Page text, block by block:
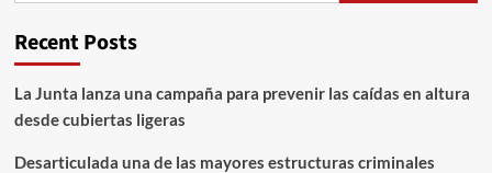
Recent Posts
La Junta lanza una campaña para prevenir las caídas en altura
desde cubiertas ligeras
Desarticulada una de las mayores estructuras criminales